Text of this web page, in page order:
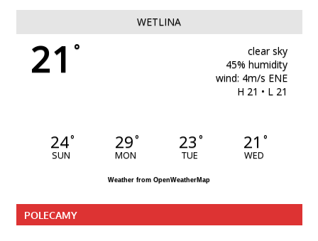
WETLINA
21 °
clear sky
45% humidity
wind: 4m/s ENE
H 21 • L 21
24°
SUN
29°
MON
23 °
TUE
21 °
WED
Weather from OpenWeatherMap
POLECAMY